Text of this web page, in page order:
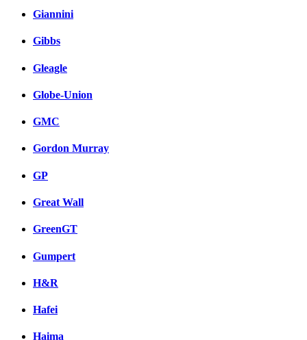
Giannini
Gibbs
Gleagle
Globe-Union
GMC
Gordon Murray
GP
Great Wall
GreenGT
Gumpert
H&R
Hafei
Haima